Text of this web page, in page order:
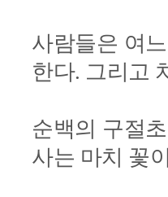
사람들은 여
한다. 그리고
순백의 구절
사는 마치 꽃